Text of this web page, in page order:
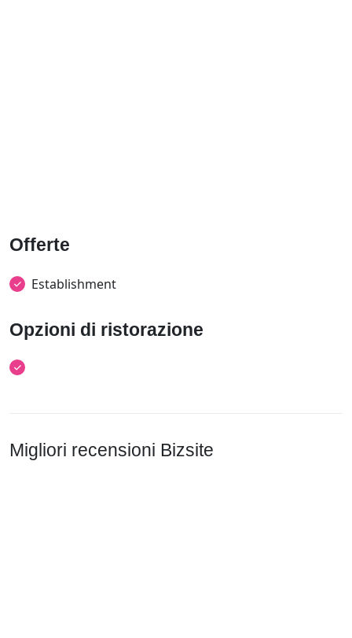
Offerte
Establishment
Opzioni di ristorazione
Migliori recensioni Bizsite